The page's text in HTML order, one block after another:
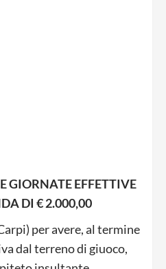
GIORNATE EFFETTIVE
DI € 2.000,00
per avere, al termine
dal terreno di giuoco,